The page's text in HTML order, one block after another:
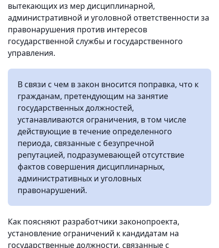
вытекающих из мер дисциплинарной,
административной и уголовной ответственности за
правонарушения против интересов
государственной службы и государственного
управления.
В связи с чем в закон вносится поправка, что к
гражданам, претендующим на занятие
государственных должностей,
устанавливаются ограничения, в том числе
действующие в течение определенного
периода, связанные с безупречной
репутацией, подразумевающей отсутствие
фактов совершения дисциплинарных,
административных и уголовных
правонарушений.
Как поясняют разработчики законопроекта,
установление ограничений к кандидатам на
государственные должности, связанные с